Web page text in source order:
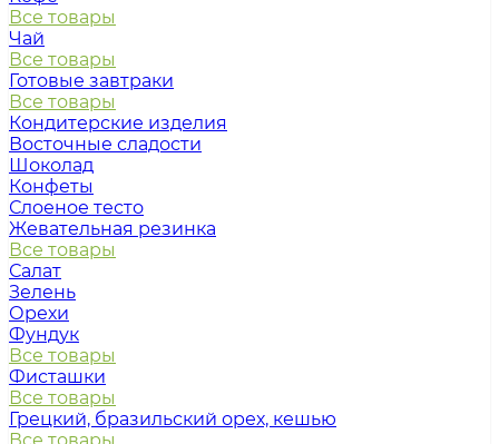
Все товары
Чай
Все товары
Готовые завтраки
Все товары
Кондитерские изделия
Восточные сладости
Шоколад
Конфеты
Слоеное тесто
Жевательная резинка
Все товары
Салат
Зелень
Орехи
Фундук
Все товары
Фисташки
Все товары
Грецкий, бразильский орех, кешью